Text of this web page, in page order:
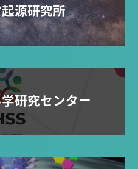
源研究所
研究センター